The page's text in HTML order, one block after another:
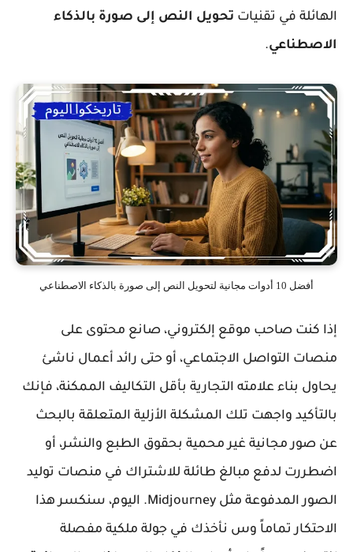
الهائلة في تقنيات تحويل النص إلى صورة بالذكاء
الاصطناعي.
أفضل 10 أدوات مجانية لتحويل النص إلى صورة بالذكاء الاصطناعي
إذا كنت صاحب موقع إلكتروني، صانع محتوى على
منصات التواصل الاجتماعي، أو حتى رائد أعمال ناشئ
يحاول بناء علامته التجارية بأقل التكاليف الممكنة، فإنك
بالتأكيد واجهت تلك المشكلة الأزلية المتعلقة بالبحث
عن صور مجانية غير محمية بحقوق الطبع والنشر، أو
اضطررت لدفع مبالغ طائلة للاشتراك في منصات توليد
الصور المدفوعة مثل Midjourney. اليوم، سنكسر هذا
الاحتكار تماماً وس نأخذك في جولة ملكية مفصلة